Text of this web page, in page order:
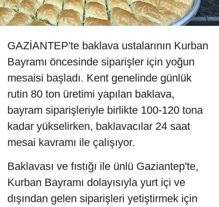
GAZİANTEP'te baklava ustalarının Kurban
Bayramı öncesinde siparişler için yoğun
mesaisi başladı. Kent genelinde günlük
rutin 80 ton üretimi yapılan baklava,
bayram siparişleriyle birlikte 100-120 tona
kadar yükselirken, baklavacılar 24 saat
mesai kavramı ile çalışıyor.
Baklavası ve fıstığı ile ünlü Gaziantep'te,
Kurban Bayramı dolayısıyla yurt içi ve
dışından gelen siparişleri yetiştirmek için